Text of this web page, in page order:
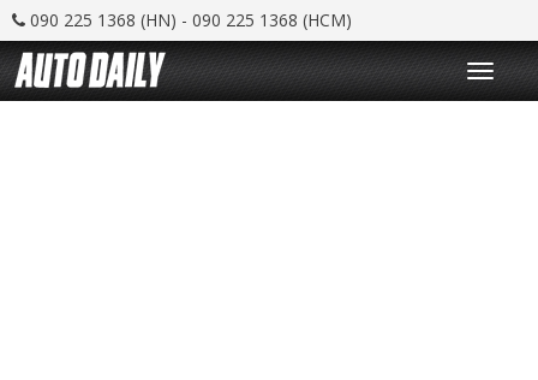
090 225 1368 (HN) - 090 225 1368 (HCM)
T
o
g